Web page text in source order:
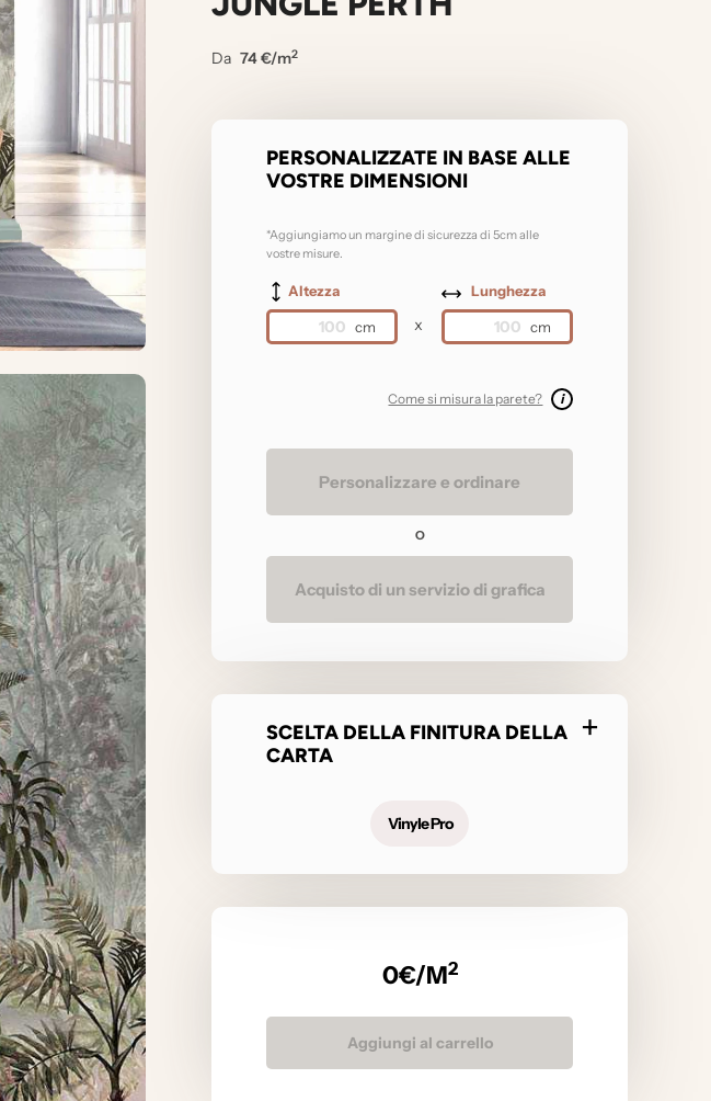
Da 74 €/m2
PERSONALIZZATE IN BASE ALLE
VOSTRE DIMENSIONI
*Aggiungiamo un margine di sicurezza di 5cm alle
vostre misure.
Altezza
x
Lunghezza
Come si misura la parete? i
Personalizzare e ordinare
O
Acquisto di un servizio di grafica
SCELTA DELLA FINITURA DELLA
CARTA
Vinyle Pro
0€/M2
Aggiungi al carrello